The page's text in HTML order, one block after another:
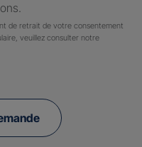
de retrait de votre consentement
veuillez consulter notre